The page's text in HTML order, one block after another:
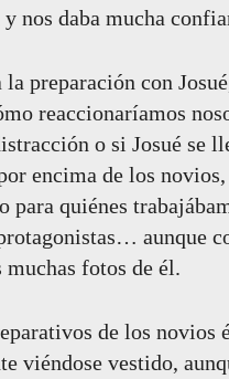
nos daba mucha
la preparación con
reaccionaríamos
o si Josué se
encima de los
para quiénes
aunque
muchas fotos de él.
de los novios
viéndose vestido,